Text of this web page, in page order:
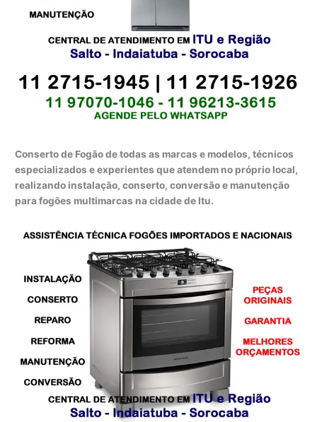
Conserto de Fogão de todas as marcas e modelos, técnicos
especializados e experientes que atendem no próprio local,
realizando instalação, conserto, conversão e manutenção
para fogões multimarcas na cidade de Itu.